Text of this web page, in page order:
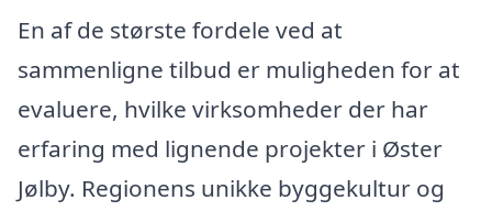
En af de største fordele ved at
sammenligne tilbud er muligheden for at
evaluere, hvilke virksomheder der har
erfaring med lignende projekter i Øster
Jølby. Regionens unikke byggekultur og